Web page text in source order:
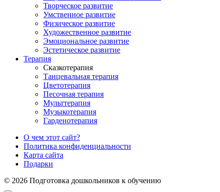
Творческое развитие
Умственное развитие
Физическое развитие
Художественное развитие
Эмоциональное развитие
Эстетическое развитие
Терапия
Сказкотерапия
Танцевальная терапия
Цветотерапия
Песочная терапия
Мульттерапия
Музыкотерапия
Гарденотерапия
О чем этот сайт?
Политика конфиденциальности
Карта сайта
Подарки
© 2026 Подготовка дошкольников к обучению